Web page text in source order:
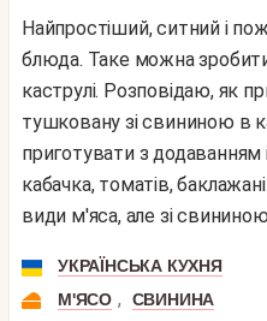
Найпростіший, ситний і поживний рецепт гарячого
блюда. Таке можна
каструлі. Розповідаю, як
тушковану зі свининою в
приготувати з додаванням
кабачка, томатів,
види м'яса, але зі
УКРАЇНСЬКА КУХНЯ
М'ЯСО ,
СВИНИНА